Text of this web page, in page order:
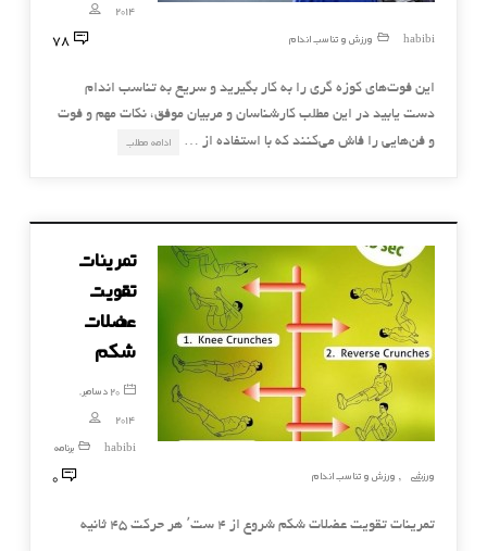
2014
habibi
ورزش و تناسب اندام 78
این فوت‌های کوزه گری را به کار بگیرید و سریع به تناسب اندام
دست یابید در این مطلب کارشناسان و مربیان موفق، نکات مهم و فوت
و فن‌هایی را فاش می‌کنند که با استفاده از …
ادامه مطلب
تمرینات
تقویت
عضلات
شکم
20 دسامبر,
2014
habibi
برنامه
ورزشی
, ورزش و تناسب اندام 0
تمرینات تقویت عضلات شکم شروع از ۴ ست٬ هر حرکت ۴۵ ثانیه